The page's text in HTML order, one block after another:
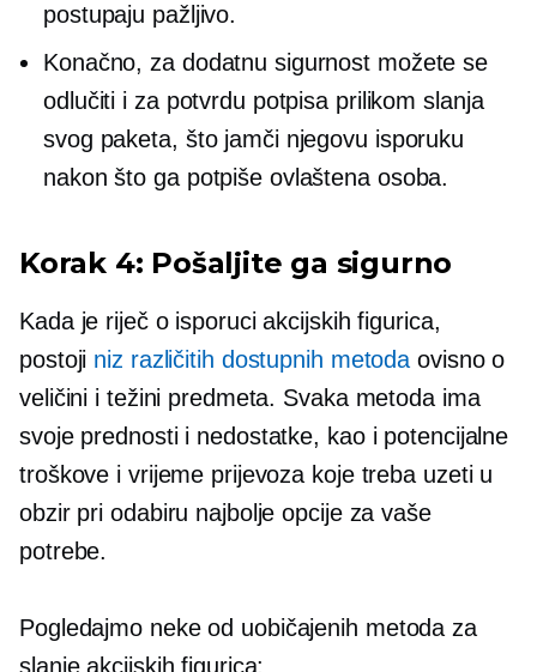
postupaju pažljivo.
Konačno, za dodatnu sigurnost možete se
odlučiti i za potvrdu potpisa prilikom slanja
svog paketa, što jamči njegovu isporuku
nakon što ga potpiše ovlaštena osoba.
Korak 4: Pošaljite ga sigurno
Kada je riječ o isporuci akcijskih figurica,
postoji niz različitih dostupnih metoda ovisno o
veličini i težini predmeta. Svaka metoda ima
svoje prednosti i nedostatke, kao i potencijalne
troškove i vrijeme prijevoza koje treba uzeti u
obzir pri odabiru najbolje opcije za vaše
potrebe.
Pogledajmo neke od uobičajenih metoda za
slanje akcijskih figurica: